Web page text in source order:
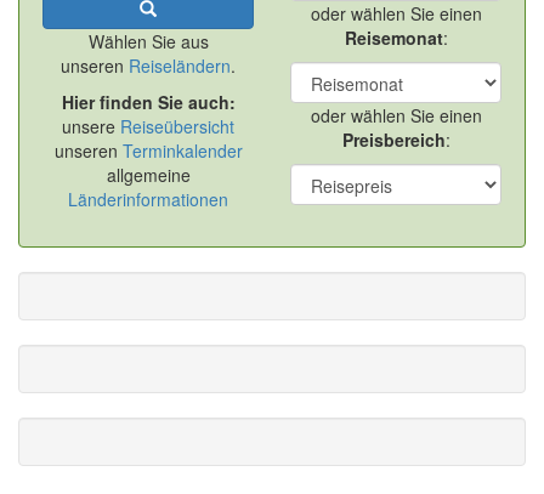
Wählen Sie aus
unseren Reiseländern.
Hier finden Sie auch:
unsere Reiseübersicht
unseren Terminkalender
allgemeine
Länderinformationen
oder wählen Sie einen
Reisemonat:
oder wählen Sie einen
Preisbereich: